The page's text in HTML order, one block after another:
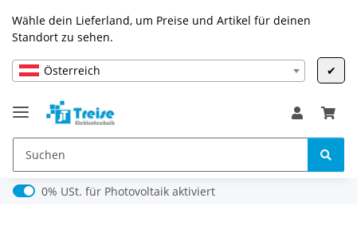
Wähle dein Lieferland, um Preise und Artikel für deinen
Standort zu sehen.
Österreich ✔
0% USt. für Photovoltaik (§ 12 Abs. 3 UStG)
0% USt. für Photovoltaik aktiviert